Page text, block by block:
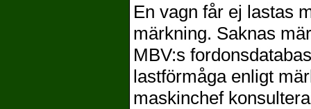
En vagn får ej lastas
märkning. Saknas
MBV:s
lastförmåga enligt
maskinchef